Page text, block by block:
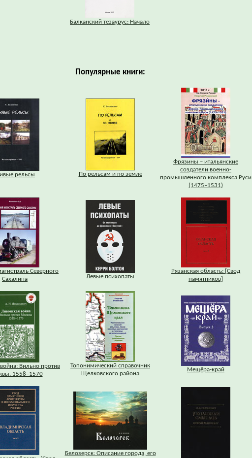
Балканский тезаурус: Начало
Популярные книги:
рельсы По рельсам и по земле
Фрязины – итальянские
создатели военно-
промышленного комплекса Руси
(1475–1531)
Северного
Сахалина
Левые психопаты
Рязанская область: [Свод
памятников]
Вильно против
1558–1570
Топонимический справочник
Щелковского района
Мещёра-край
Белозерск: Описание города, его